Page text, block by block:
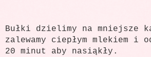
Bułki dzielimy na mniejsze
zalewamy ciepłym mlekiem i
20 minut aby nasiąkły.